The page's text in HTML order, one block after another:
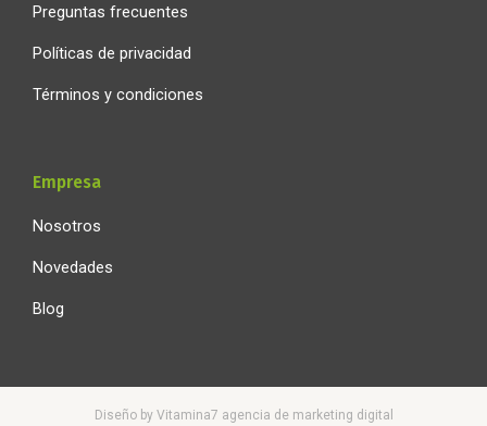
Preguntas frecuentes
Políticas de privacidad
Términos y condiciones
Empresa
Nosotros
Novedades
Blog
Diseño by Vitamina7 agencia de marketing digital